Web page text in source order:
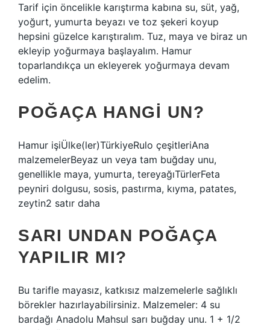
Tarif için öncelikle karıştırma kabına su, süt, yağ,
yoğurt, yumurta beyazı ve toz şekeri koyup
hepsini güzelce karıştıralım. Tuz, maya ve biraz un
ekleyip yoğurmaya başlayalım. Hamur
toparlandıkça un ekleyerek yoğurmaya devam
edelim.
POĞAÇA HANGI UN?
Hamur işiÜlke(ler)TürkiyeRulo çeşitleriAna
malzemelerBeyaz un veya tam buğday unu,
genellikle maya, yumurta, tereyağıTürlerFeta
peyniri dolgusu, sosis, pastırma, kıyma, patates,
zeytin2 satır daha
SARI UNDAN POĞAÇA
YAPILIR MI?
Bu tarifle mayasız, katkısız malzemelerle sağlıklı
börekler hazırlayabilirsiniz. Malzemeler: 4 su
bardağı Anadolu Mahsul sarı buğday unu. 1 + 1/2